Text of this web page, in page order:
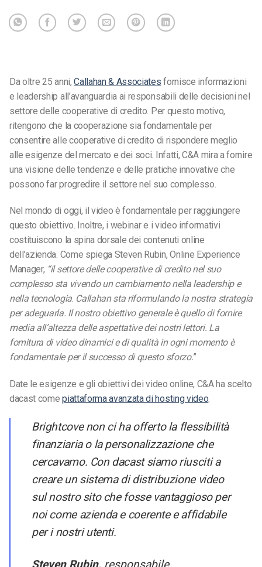
Da oltre 25 anni,Callahan & Associates fornisce informazioni
e leadership all’avanguardia ai responsabili delle decisioni nel
settore delle cooperative di credito. Per questo motivo,
ritengono che la cooperazione sia fondamentale per
consentire alle cooperative di credito di rispondere meglio
alle esigenze del mercato e dei soci. Infatti, C&A mira a fornire
una visione delle tendenze e delle pratiche innovative che
possono far progredire il settore nel suo complesso.
Nel mondo di oggi, il video è fondamentale per raggiungere
questo obiettivo. Inoltre, i webinar e i video informativi
costituiscono la spina dorsale dei contenuti online
dell’azienda. Come spiega Steven Rubin, Online Experience
Manager, “il settore delle cooperative di credito nel suo
complesso sta vivendo un cambiamento nella leadership e
nella tecnologia. Callahan sta riformulando la nostra strategia
per adeguarla. Il nostro obiettivo generale è quello di fornire
media all’altezza delle aspettative dei nostri lettori. La
fornitura di video dinamici e di qualità in ogni momento è
fondamentale per il successo di questo sforzo.”
Date le esigenze e gli obiettivi dei video online, C&A ha scelto
dacast comepiattaforma avanzata di hosting video.
Brightcove non ci ha offerto la flessibilità
finanziaria o la personalizzazione che
cercavamo. Con dacast siamo riusciti a
creare un sistema di distribuzione video
sul nostro sito che fosse vantaggioso per
noi come azienda e coerente e affidabile
per i nostri utenti.